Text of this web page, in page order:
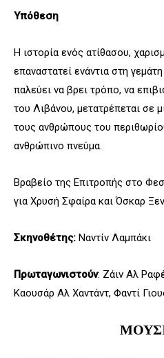
Υπόθεση
Η ιστορία ενός ατίθασου,
επαναστατεί ενάντια στη
παλεύει να βρει τρόπο, να
του Λιβάνου, μετατρέπεται σε
τους ανθρώπους του
ανθρώπινο πνεύμα.
Βραβείο της Επιτροπής στο
για Χρυσή Σφαίρα και Όσκαρ
Σκηνοθέτης: Ναντίν Λαμπάκι
Πρωταγωνιστούν: Ζάιν Αλ
Καουσάρ Αλ Χαντάντ, Φαντί